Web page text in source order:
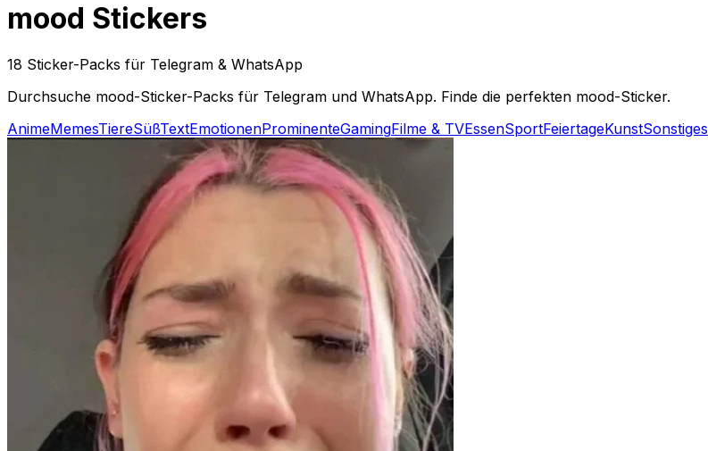
mood Stickers
18 Sticker-Packs für Telegram & WhatsApp
Durchsuche mood-Sticker-Packs für Telegram und WhatsApp. Finde die perfekten mood-Sticker.
AnimeMemesTiereSüßTextEmotionenProminenteGamingFilme & TVEssenSportFeiertageKunstSonstiges